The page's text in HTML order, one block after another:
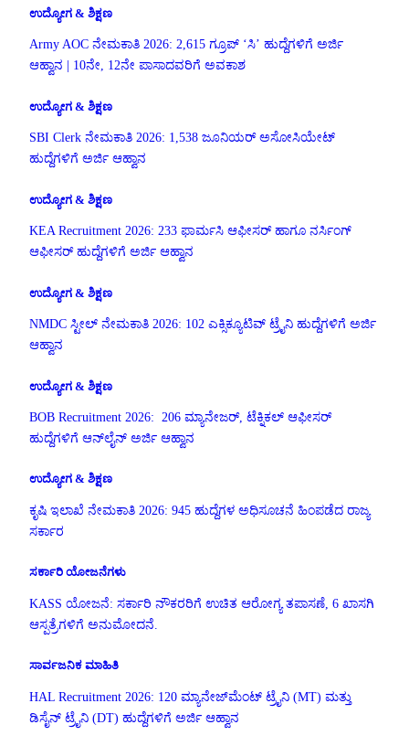
ಉದ್ಯೋಗ & ಶಿಕ್ಷಣ
Army AOC ನೇಮಕಾತಿ 2026: 2,615 ಗ್ರೂಪ್ ‘ಸಿ’ ಹುದ್ದೆಗಳಿಗೆ ಅರ್ಜಿ
ಆಹ್ವಾನ | 10ನೇ, 12ನೇ ಪಾಸಾದವರಿಗೆ ಅವಕಾಶ
ಉದ್ಯೋಗ & ಶಿಕ್ಷಣ
SBI Clerk ನೇಮಕಾತಿ 2026: 1,538 ಜೂನಿಯರ್ ಅಸೋಸಿಯೇಟ್
ಹುದ್ದೆಗಳಿಗೆ ಅರ್ಜಿ ಆಹ್ವಾನ
ಉದ್ಯೋಗ & ಶಿಕ್ಷಣ
KEA Recruitment 2026: 233 ಫಾರ್ಮಸಿ ಆಫೀಸರ್ ಹಾಗೂ ನರ್ಸಿಂಗ್
ಆಫೀಸರ್ ಹುದ್ದೆಗಳಿಗೆ ಅರ್ಜಿ ಆಹ್ವಾನ
ಉದ್ಯೋಗ & ಶಿಕ್ಷಣ
NMDC ಸ್ಟೀಲ್ ನೇಮಕಾತಿ 2026: 102 ಎಕ್ಸಿಕ್ಯೂಟಿವ್ ಟ್ರೈನಿ ಹುದ್ದೆಗಳಿಗೆ ಅರ್ಜಿ
ಆಹ್ವಾನ
ಉದ್ಯೋಗ & ಶಿಕ್ಷಣ
BOB Recruitment 2026: 206 ಮ್ಯಾನೇಜರ್, ಟೆಕ್ನಿಕಲ್ ಆಫೀಸರ್
ಹುದ್ದೆಗಳಿಗೆ ಆನ್‌ಲೈನ್ ಅರ್ಜಿ ಆಹ್ವಾನ
ಉದ್ಯೋಗ & ಶಿಕ್ಷಣ
ಕೃಷಿ ಇಲಾಖೆ ನೇಮಕಾತಿ 2026: 945 ಹುದ್ದೆಗಳ ಅಧಿಸೂಚನೆ ಹಿಂಪಡೆದ ರಾಜ್ಯ
ಸರ್ಕಾರ
ಸರ್ಕಾರಿ ಯೋಜನೆಗಳು
KASS ಯೋಜನೆ: ಸರ್ಕಾರಿ ನೌಕರರಿಗೆ ಉಚಿತ ಆರೋಗ್ಯ ತಪಾಸಣೆ, 6 ಖಾಸಗಿ
ಆಸ್ಪತ್ರೆಗಳಿಗೆ ಅನುಮೋದನೆ.
ಸಾರ್ವಜನಿಕ ಮಾಹಿತಿ
HAL Recruitment 2026: 120 ಮ್ಯಾನೇಜ್‌ಮೆಂಟ್ ಟ್ರೈನಿ (MT) ಮತ್ತು
ಡಿಸೈನ್ ಟ್ರೈನಿ (DT) ಹುದ್ದೆಗಳಿಗೆ ಅರ್ಜಿ ಆಹ್ವಾನ